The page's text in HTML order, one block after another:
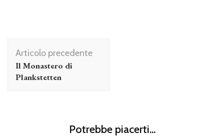
Navigazione
articolo
Articolo precedente
Il Monastero di
Plankstetten
Potrebbe piacerti...